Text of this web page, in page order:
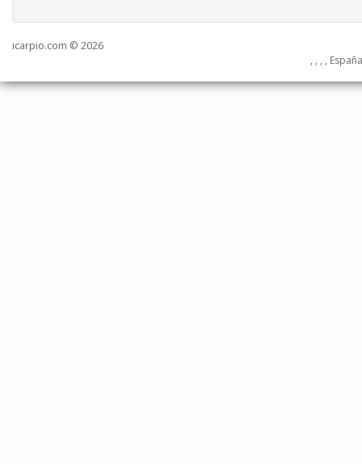
icarpio.com © 2026
, , , ,